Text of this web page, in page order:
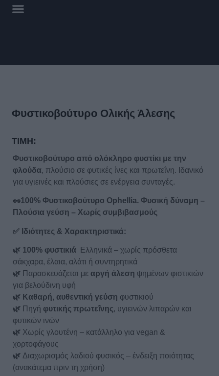
Φυστικοβούτυρο Ολικής Άλεσης
ΤΙΜΗ:
Φυστικοβούτυρο από ολόκληρο φυστίκι με την
φλούδα, πλούσιο σε φυτικές ίνες και πρωτεΐνη. Ιδανικό
για υγιεινές και πλούσιες σε ενέργεια συνταγές.
🥜100% Φυστικοβούτυρο Ophellia. Φυσική δύναμη –
Πλούσια γεύση – Χωρίς συμβιβασμούς
✅ Ιδιότητες & Χαρακτηριστικά:
🌿 100% φυστικιά Ελληνικά – χωρίς πρόσθετα
σάκχαρα, έλαια, αλάτι ή συντηρητικά
🌿 Παρασκευάζεται με αργή άλεση ψημένων φιστικιών
για βελούδινη υφή
🌿 Καθαρή, αυθεντική γεύση φυστικιού
🌿 Πηγή φυτικής πρωτεΐνης, υγιεινών λιπαρών και
φυτικών ινών
🌿 Χωρίς γλουτένη – κατάλληλο για vegan &
χορτοφάγους
🌿 Διαχωρισμός λαδιού φυσικός – ένδειξη ποιότητας
(ανακάτεμα πριν τη χρήση)